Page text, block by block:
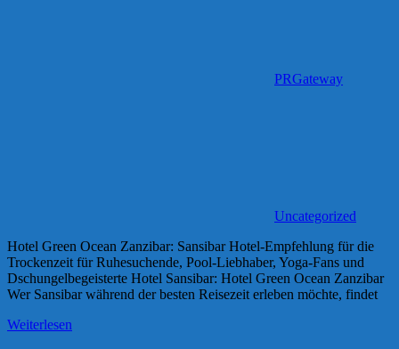
PRGateway
Uncategorized
Hotel Green Ocean Zanzibar: Sansibar Hotel-Empfehlung für die
Trockenzeit für Ruhesuchende, Pool-Liebhaber, Yoga-Fans und
Dschungelbegeisterte Hotel Sansibar: Hotel Green Ocean Zanzibar
Wer Sansibar während der besten Reisezeit erleben möchte, findet
Weiterlesen